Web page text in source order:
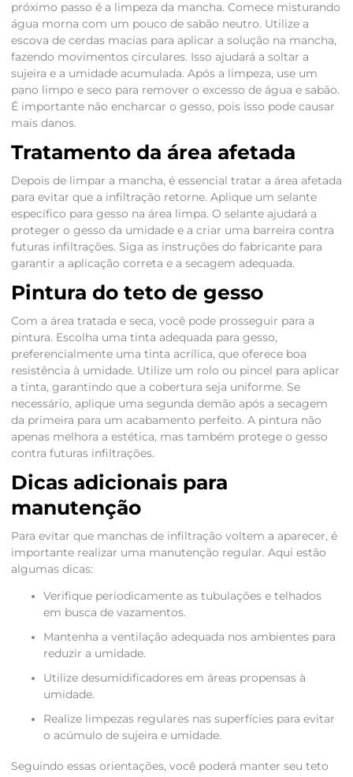
próximo passo é a limpeza da mancha. Comece misturando
água morna com um pouco de sabão neutro. Utilize a
escova de cerdas macias para aplicar a solução na mancha,
fazendo movimentos circulares. Isso ajudará a soltar a
sujeira e a umidade acumulada. Após a limpeza, use um
pano limpo e seco para remover o excesso de água e sabão.
É importante não encharcar o gesso, pois isso pode causar
mais danos.
Tratamento da área afetada
Depois de limpar a mancha, é essencial tratar a área afetada
para evitar que a infiltração retorne. Aplique um selante
específico para gesso na área limpa. O selante ajudará a
proteger o gesso da umidade e a criar uma barreira contra
futuras infiltrações. Siga as instruções do fabricante para
garantir a aplicação correta e a secagem adequada.
Pintura do teto de gesso
Com a área tratada e seca, você pode prosseguir para a
pintura. Escolha uma tinta adequada para gesso,
preferencialmente uma tinta acrílica, que oferece boa
resistência à umidade. Utilize um rolo ou pincel para aplicar
a tinta, garantindo que a cobertura seja uniforme. Se
necessário, aplique uma segunda demão após a secagem
da primeira para um acabamento perfeito. A pintura não
apenas melhora a estética, mas também protege o gesso
contra futuras infiltrações.
Dicas adicionais para
manutenção
Para evitar que manchas de infiltração voltem a aparecer, é
importante realizar uma manutenção regular. Aqui estão
algumas dicas:
Verifique periodicamente as tubulações e telhados
em busca de vazamentos.
Mantenha a ventilação adequada nos ambientes para
reduzir a umidade.
Utilize desumidificadores em áreas propensas à
umidade.
Realize limpezas regulares nas superfícies para evitar
o acúmulo de sujeira e umidade.
Seguindo essas orientações, você poderá manter seu teto